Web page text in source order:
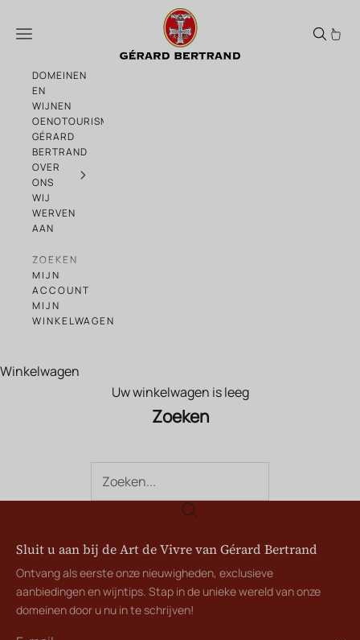
Menu
DOMEINEN
EN
WIJNEN
OENOTOURISME
GÉRARD
BERTRAND
OVER
ONS
WIJ
WERVEN
AAN
ZOEKEN
MIJN
ACCOUNT
MIJN
WINKELWAGEN
Winkelwagen
Uw winkelwagen is leeg
Zoeken
Sluit u aan bij de Art de Vivre van Gérard Bertrand
Ontvang als eerste onze nieuwigheden, exclusieve
aanbiedingen en wijntips. Stap in de unieke wereld van onze
domeinen door u nu in te schrijven!